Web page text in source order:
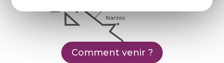
Comment venir ?